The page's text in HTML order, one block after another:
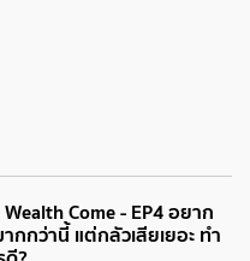
Wealth Come - EP4 อยาก
กกว่านี้ แต่กลัวเสียเยอะ ทำ